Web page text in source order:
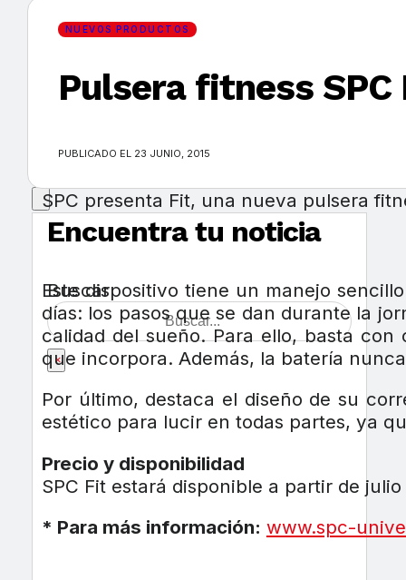
MERCADOS Y TENDENCIAS
EVENTOS
Encuentra tu noticia
Buscar
×
NUEVOS PRODUCTOS
Pulsera fitness SPC
PUBLICADO EL 23 JUNIO, 2015
SPC presenta Fit, una nueva pulsera
Este dispositivo tiene un manejo
días: los pasos que se dan durante la
calidad del sueño. Para ello, basta
que incorpora. Además, la batería
Por último, destaca el diseño de su
estético para lucir en todas partes, ya
Precio y disponibilidad
SPC Fit estará disponible a partir de
* Para más información: www.spc-